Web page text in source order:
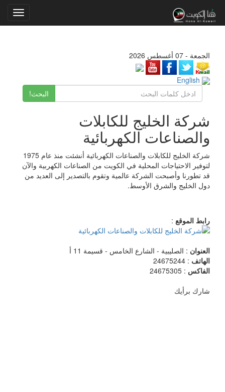
الجمعة - 07 أغسطس 2026
البحث!
شركة الخليج للكابلات
والصناعات الكهربائية
شركة الخليج للكابلات والصناعات الكهربائية أنشئت منذ عام 1975
لتوفير الاحتياجات المحلية في الكويت من الصناعات الكهربية والآن
قد تطورنا وأصبحت الشركة عالمية وتقوم بالتصدير إلى العديد من
دول الخليج والشرق الأوسط.
رابط الموقع :
العنوان : الصليبية - الشارع الخامس - قسيمة 11 أ
الهاتف : 24675244
الفاكس : 24675305
شارك برأيك